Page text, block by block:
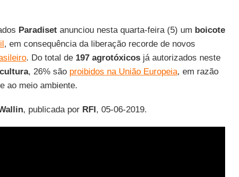
Paradisetanunciou nesta quarta-feira (5) um boicote
, em consequência da liberação recorde de novos
. Do total de 197 agrotóxicosjá autorizados neste
, 26% são proibidos na União Europeia, em razão
ao meio ambiente.
, publicada por RFI, 05-06-2019.